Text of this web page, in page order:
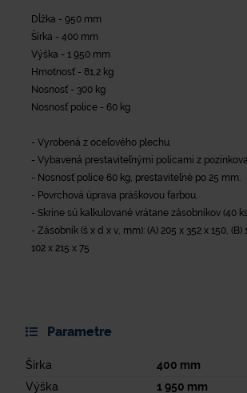
Dĺžka - 950 mm
Šírka - 400 mm
Výška - 1 950 mm
Hmotnosť - 81,2 kg
Nosnosť - 300 kg
Nosnosť police - 60 kg
- Vyrobená z oceľového plechu.
- Vybavená prestaviteľnými policami z
- Nosnosť police 60 kg, prestaviteľné po 25 mm.
- Povrchová úprava práškovou farbou.
- Skrine sú kalkulované vrátane zásobníkov (40
- Zásobník (š x d x v, mm): (A) 205 x 352 x 150, (B)
102 x 215 x 75
Parametre
Šírka 400 mm
Výška
1 950 mm